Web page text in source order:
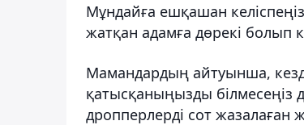
Мұндайға ешқашан
жатқан адамға дөрекі болып
Мамандардың айтуынша,
қатысқаныңызды білмесеңіз
дропперлерді сот жазалаған